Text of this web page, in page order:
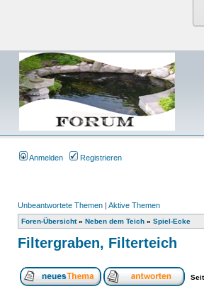
Anmelden Registrieren
Unbeantwortete Themen | Aktive Themen
Foren-Übersicht» Neben dem Teich » Spiel-Ecke
Filtergraben, Filterteich